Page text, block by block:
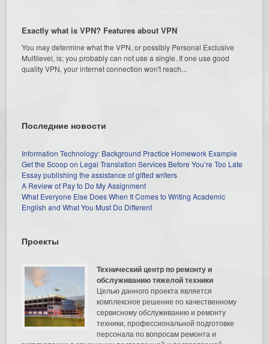
Exactly what is VPN? Features about VPN
You may determine what the VPN, or possibly Personal Exclusive
Multilevel, is; you probably can not use a single. If one use good
quality VPN, your internet connection won't reach...
Последние новости
Information Technology: Background Practice Homework Example
Get the Scoop on Legal Translation Services Before You’re Too Late
Essay publishing the assistance of gifted writers
A Review of Pay to Do My Assignment
What Everyone Else Does When It Comes to Writing Academic
English and What You Must Do Different
Проекты
Технический центр по ремонту и
обслуживанию тяжелой техники
Целью данного проекта является
комплексное решение по качественному
сервисному обслуживанию и ремонту
техники, профессиональной подготовке
персонала по вопросам ремонта и